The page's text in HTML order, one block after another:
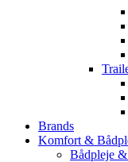
Brands
Komfort &
Bådpleje